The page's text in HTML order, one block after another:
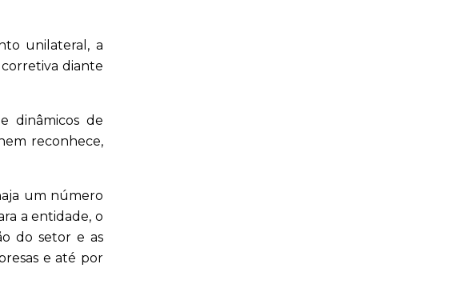
unilateral, a
diante
dinâmicos de
reconhece,
um número
a entidade, o
do setor e as
e até por